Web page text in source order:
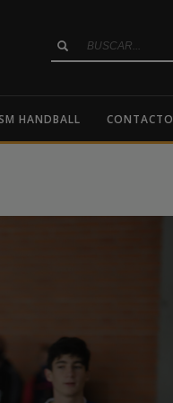
HANDBALL CONTACTO